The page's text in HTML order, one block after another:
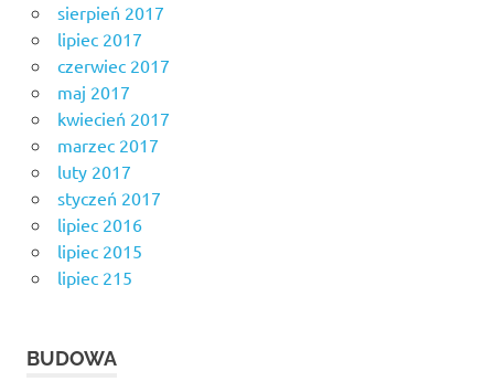
sierpień 2017
lipiec 2017
czerwiec 2017
maj 2017
kwiecień 2017
marzec 2017
luty 2017
styczeń 2017
lipiec 2016
lipiec 2015
lipiec 215
BUDOWA